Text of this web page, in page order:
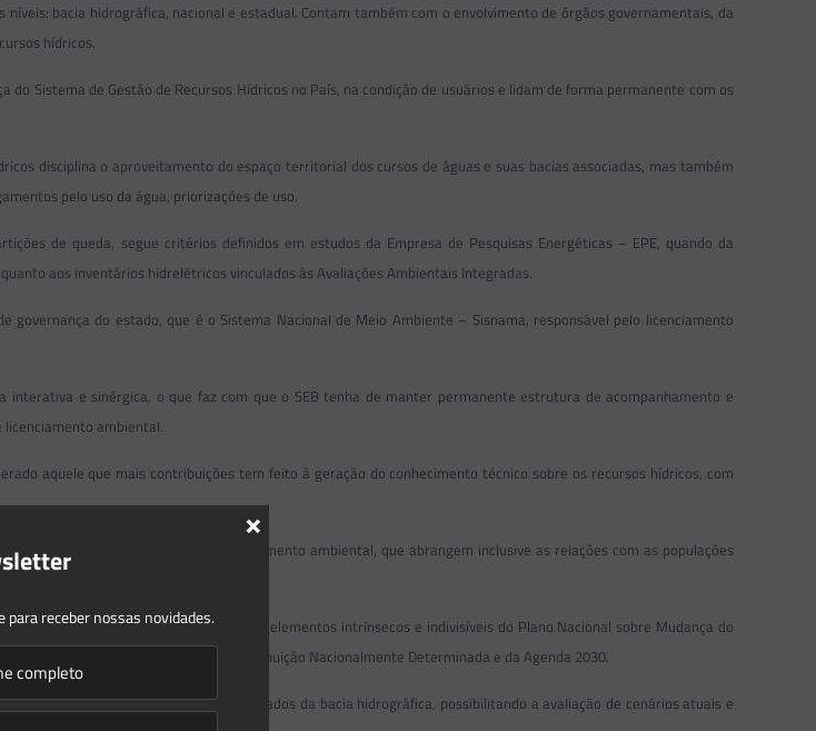
bacia hidrográfica, nacional e estadual. Contam também com o envolvimento de órgãos governamentais, da
hídricos.
Sistema de Gestão de Recursos Hídricos no País, na condição de usuários e lidam de forma permanente com os
disciplina o aproveitamento do espaço territorial dos cursos de águas e suas bacias associadas, mas também
pelo uso da água, priorizações de uso.
de queda, segue critérios definidos em estudos da Empresa de Pesquisas Energéticas – EPE, quando da
aos inventários hidrelétricos vinculados às Avaliações Ambientais Integradas.
do estado, que é o Sistema Nacional de Meio Ambiente – Sisnama, responsável pelo licenciamento
e sinérgica, o que faz com que o SEB tenha de manter permanente estrutura de acompanhamento e
licenciamento ambiental.
aquele que mais contribuições tem feito à geração do conhecimento técnico sobre os recursos hídricos, com
do tempo, em programas de monitoramento ambiental, que abrangem inclusive as relações com as populações
florestas e medidas de mitigação, são elementos intrínsecos e indivisíveis do Plano Nacional sobre Mudança do
7.390/2010, como também pela Contribuição Nacionalmente Determinada e da Agenda 2030.
que permitam rápido acesso aos dados da bacia hidrográfica, possibilitando a avaliação de cenários atuais e
para receber nossas novidades.
×